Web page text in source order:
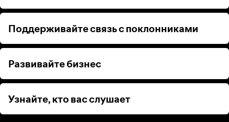
Поддерживайте связь с поклонниками
Поддерживайте связь с поклонниками
Развивайте бизнес
Развивайте бизнес
Узнайте, кто вас слушает
Узнайте, кто вас слушает